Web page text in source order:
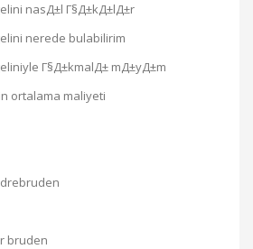
nasД±l Г§Д±kД±lД±r
nerede bulabilirim
Г§Д±kmalД± mД±yД±m
ortalama maliyeti
bruden